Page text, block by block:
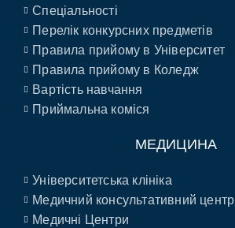
Спеціальності
Перелік конкурсних предметів
Правила прийому в Університет
Правила прийому в Коледж
Вартість навчання
Приймальна коміся
МЕДИЦИНА
Університетська клініка
Медичний консультативний центр
Медичні Центри